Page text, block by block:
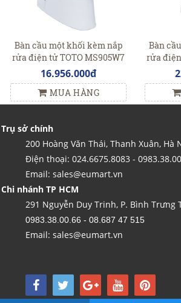
Bàn cầu một khối kèm nắp
rửa điện tử TOTO MS905W7
16.956.000đ
MUA HÀNG
Bàn
rửa điện
Trụ sở chính
200 Hoàng Văn Thái, Thanh Xuân, Hà
Điện thoại: 024.6675.8083 -
Email: sales@eumart.vn
Chi nhánh TP HCM
291 Nguyễn Duy Trinh, P. Bình Trưng
0983.38.00.66 - 08.687 47 515
Email: sales@eumart.vn